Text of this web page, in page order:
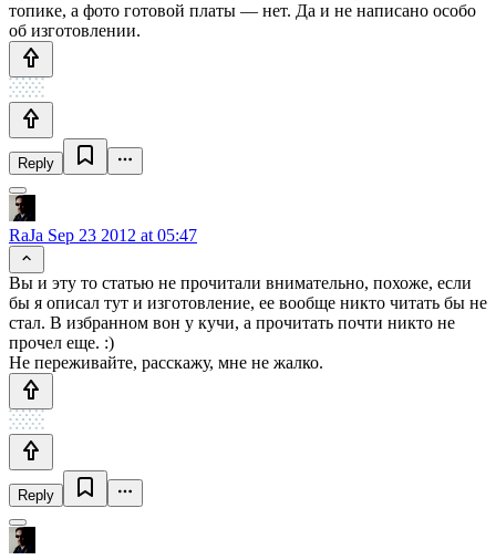
топике, а фото готовой платы — нет. Да и не написано особо
об изготовлении.
Reply
RaJa Sep 23 2012 at 05:47
Вы и эту то статью не прочитали внимательно, похоже, если
бы я описал тут и изготовление, ее вообще никто читать бы не
стал. В избранном вон у кучи, а прочитать почти никто не
прочел еще. :)
Не переживайте, расскажу, мне не жалко.
Reply